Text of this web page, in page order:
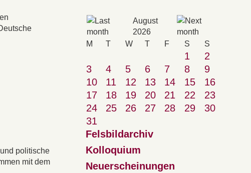
politische
mit dem
August
2026
M T W T F S S
1
2
3
4 5 6 7 8
9
10
11 12 13 14 15
16
17
18 19 20 21 22
23
24
25 26 27 28 29
30
31
Felsbildarchiv
Kolloquium
Neuerscheinungen